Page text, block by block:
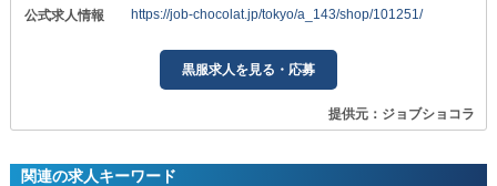
公式求人情報
https://job-chocolat.jp/tokyo/a_143/shop/101251/
黒服求人を見る・応募
提供元：ジョブショコラ
関連の求人キーワード